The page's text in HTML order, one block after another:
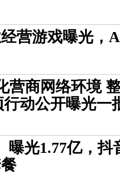
营游戏曝光，
营商网络环境
行动公开曝光一
曝光1.77亿，抖